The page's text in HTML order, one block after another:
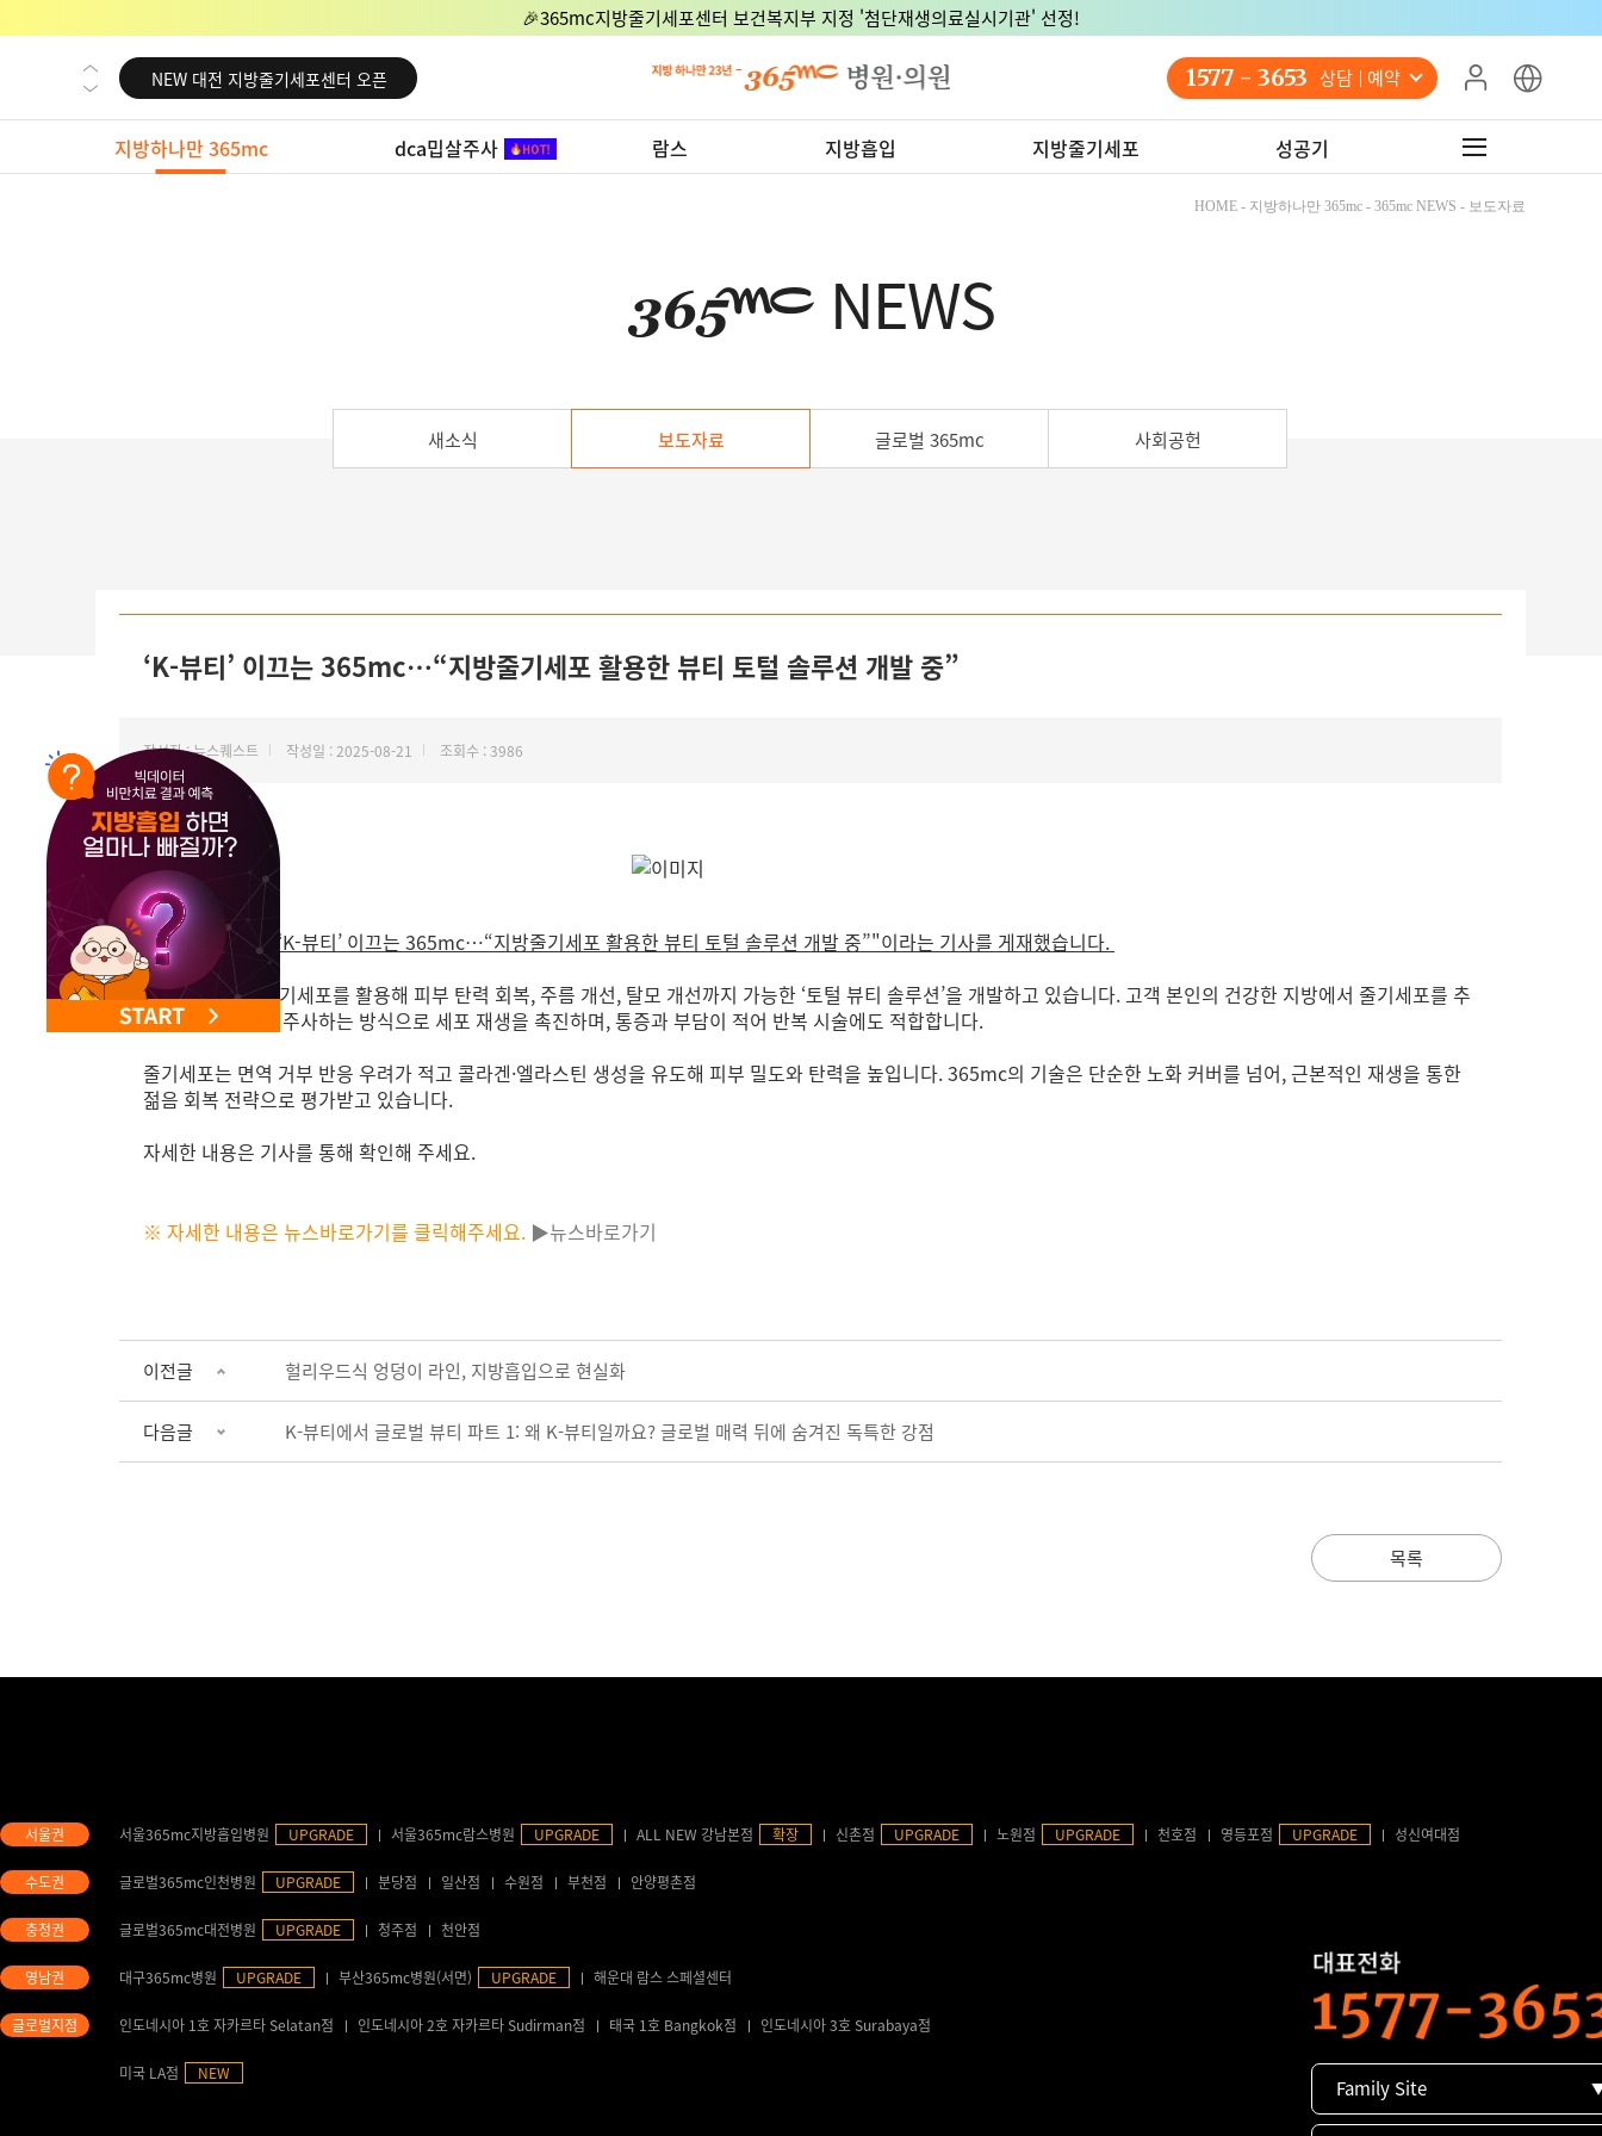
🎉365mc지방줄기세포센터 보건복지부 지정 '첨단재생의료실시기관' 선정!
NEW 교대 지방줄기세포센터 오픈
NEW 대전 지방줄기세포센터 오픈
NEW 노원 지방줄기세포센터 오픈
NEW 미국 LA점 오픈
NEW 미국 LA점 오픈
1577 - 3653 상담 예약
지방하나만 365mc dca밉살주사 람스 지방흡입 지방줄기세포 성공기
HOME - 지방하나만 365mc - 365mc NEWS - 보도자료
NEWS
새소식 보도자료 글로벌 365mc 사회공헌
‘K-뷰티’ 이끄는 365mc…“지방줄기세포 활용한 뷰티 토털 솔루션 개발 중”
작성자 : 뉴스퀘스트 작성일 : 2025-08-21 조회수 : 3986
뉴스퀘스트에서"‘K-뷰티’ 이끄는 365mc…“지방줄기세포 활용한 뷰티 토털 솔루션 개발 중”"이라는 기사를 게재했습니다.
365mc는 지방줄기세포를 활용해 피부 탄력 회복, 주름 개선, 탈모 개선까지 가능한 ‘토털 뷰티 솔루션’을 개발하고 있습니다. 고객 본인의 건강한 지방에서 줄기세포를 추
출해 피부에 직접 주사하는 방식으로 세포 재생을 촉진하며, 통증과 부담이 적어 반복 시술에도 적합합니다.
줄기세포는 면역 거부 반응 우려가 적고 콜라겐·엘라스틴 생성을 유도해 피부 밀도와 탄력을 높입니다. 365mc의 기술은 단순한 노화 커버를 넘어, 근본적인 재생을 통한
젊음 회복 전략으로 평가받고 있습니다.
자세한 내용은 기사를 통해 확인해 주세요.
※ 자세한 내용은 뉴스바로가기를 클릭해주세요. ▶뉴스바로가기
이전글 헐리우드식 엉덩이 라인, 지방흡입으로 현실화
다음글 K-뷰티에서 글로벌 뷰티 파트 1: 왜 K-뷰티일까요? 글로벌 매력 뒤에 숨겨진 독특한 강점
목록
서울365mc지방흡입병원 UPGRADE 서울365mc람스병원 UPGRADE ALL NEW 강남본점 확장 신촌점 UPGRADE 노원점 UPGRADE 천호점 영등포점 UPGRADE 성신여대점
글로벌365mc인천병원 UPGRADE 분당점 일산점 수원점 부천점 안양평촌점
글로벌365mc대전병원 UPGRADE 청주점 천안점
대구365mc병원 UPGRADE 부산365mc병원(서면) UPGRADE 해운대 람스 스페셜센터
인도네시아 1호 자카르타 Selatan점 인도네시아 2호 자카르타 Sudirman점 태국 1호 Bangkok점 인도네시아 3호 Surabaya점
미국 LA점 NEW
Family Site